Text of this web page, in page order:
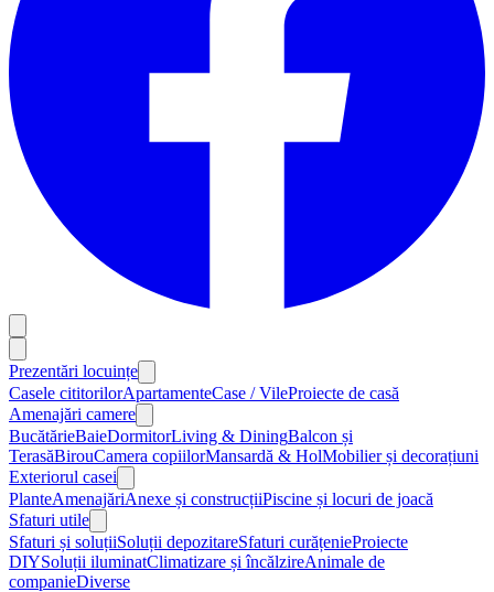
Prezentări locuințe
Casele cititorilorApartamenteCase / VileProiecte de casă
Amenajări camere
BucătărieBaieDormitorLiving & DiningBalcon și
TerasăBirouCamera copiilorMansardă & HolMobilier și decorațiuni
Exteriorul casei
PlanteAmenajăriAnexe și construcțiiPiscine și locuri de joacă
Sfaturi utile
Sfaturi și soluțiiSoluții depozitareSfaturi curățenieProiecte
DIYSoluții iluminatClimatizare și încălzireAnimale de
companieDiverse